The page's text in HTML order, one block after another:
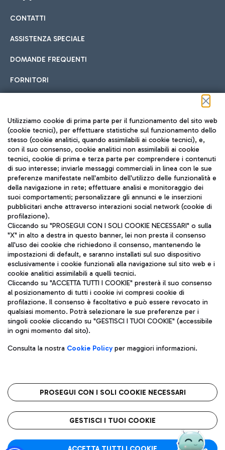
Cucina Internazionale
Fast Food
Pizza
Gelateria
Wine Bar & Sparkling
Hotel in aeroporto
Scegli l'alloggio più adatto e approfitta della vicinanza
all'aeroporto.
Car sharing
Con il Car Sharing è ancora più facile spostarsi
Treno
Raggiungi velocemente l'aeroporto di Fiumicino da Roma
tramite i servizi ferroviari Trenitalia.
Autobus
Scopri le linee di autobus per raggiungere l'aeroporto
Leonardo Da Vinci.
Raggiungi l’aeroporto senza pensieri con il servizio di taxi a
Ristoranti
Scopri la nostra offerta per una pausa gustosa in aeroporto
Mappa Aeroporto Fiumicino
CONTATTI
ASSISTENZA SPECIALE
DOMANDE FREQUENTI
FORNITORI
Seguici sui social
TRAVEL JOURNAL
ITA
Aeroporti di Roma S.p.A. - Società soggetta a direzione e
coordinamento di Mundys S.p.A.
Codice fiscale e Registro delle Imprese di Roma 13032990155 P.
IVA 06572251004
Capitale sociale 62.224.743,00 int. vers.
Sede legale: Via Pier Paolo Racchetti 1 - 00054 Fiumicino (RM)
telefono +39 06 65951
Privacy policy
Note legali
Roma FCO
L'aeroporto stellato
Utilizziamo cookie di prima parte per il funzionamento del sito web
(cookie tecnici), per effettuare statistiche sul funzionamento dello
stesso (cookie analitici, quando assimilabili ai cookie tecnici), e,
con il suo consenso, cookie analitici non assimilabili ai cookie
tecnici, cookie di prima e terza parte per comprendere i contenuti
di suo interesse; inviarle messaggi commerciali in linea con le sue
preferenze manifestate nell'ambito dell'utilizzo delle funzionalità e
della navigazione in rete; effettuare analisi e monitoraggio dei
suoi comportamenti; personalizzare gli annunci e le inserzioni
pubblicitari anche attraverso interazioni social network (cookie di
profilazione).
Cliccando su "PROSEGUI CON I SOLI COOKIE NECESSARI" o sulla
"X" in alto a destra in questo banner, lei non presta il consenso
all'uso dei cookie che richiedono il consenso, mantenendo le
impostazioni di default, e saranno installati sul suo dispositivo
esclusivamente i cookie funzionali alla navigazione sul sito web e i
cookie analitici assimilabili a quelli tecnici.
Cliccando su "ACCETTA TUTTI I COOKIE" presterà il suo consenso
al posizionamento di tutti i cookie ivi compresi cookie di
profilazione. Il consenso è facoltativo e può essere revocato in
qualsiasi momento. Potrà selezionare le sue preferenze per i
singoli cookie cliccando su "GESTISCI I TUOI COOKIE" (accessibile
in ogni momento dal sito).
Consulta la nostra Cookie Policyper maggiori informazioni.
PROSEGUI CON I SOLI COOKIE NECESSARI
GESTISCI I TUOI COOKIE